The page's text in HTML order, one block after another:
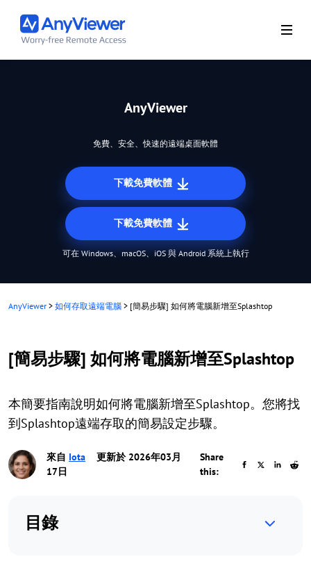
AnyViewer
免費、安全、快速的遠端桌面軟體
下載免費軟體
下載免費軟體
可在 Windows、macOS、iOS 與 Android 系統上執行
AnyViewer > 如何存取遠端電腦 > [簡易步驟] 如何將電腦新增至Splashtop
[簡易步驟] 如何將電腦新增至Splashtop
本簡要指南說明如何將電腦新增至Splashtop。您將找
到Splashtop遠端存取的簡易設定步驟。
來自 Iota
更新於 2026年03月
17日
Share
this:
目錄